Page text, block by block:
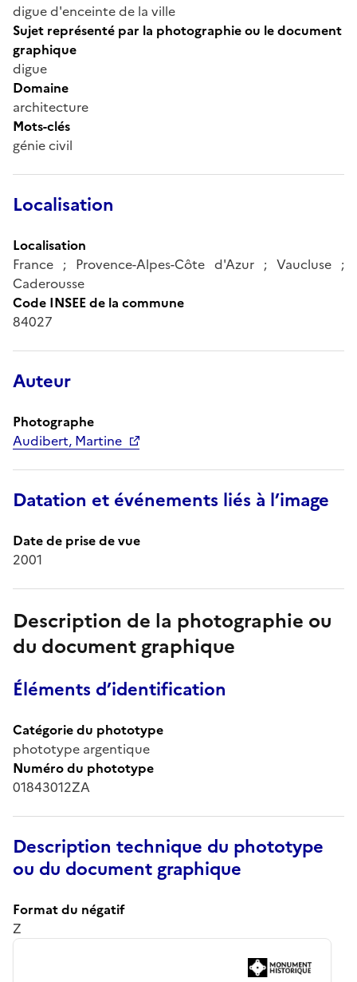
digue d'enceinte de la ville
Sujet représenté par la photographie ou le document
graphique
digue
Domaine
architecture
Mots-clés
génie civil
Localisation
Localisation
France ; Provence-Alpes-Côte d'Azur ; Vaucluse ;
Caderousse
Code INSEE de la commune
84027
Auteur
Photographe
Audibert, Martine
Datation et événements liés à l’image
Date de prise de vue
2001
Description de la photographie ou
du document graphique
Éléments d’identification
Catégorie du phototype
phototype argentique
Numéro du phototype
01843012ZA
Description technique du phototype
ou du document graphique
Format du négatif
Z